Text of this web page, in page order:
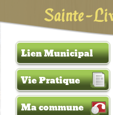
Sainte-
Lien Municipal
Vie Pratique
Ma commune